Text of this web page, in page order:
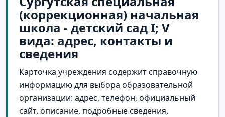
(коррекционная) начальная
школа - детский сад I; V
вида: адрес, контакты и
сведения
Карточка учреждения содержит справочную
информацию для выбора образовательной
организации: адрес, телефон, официальный
сайт, описание, подробные сведения,